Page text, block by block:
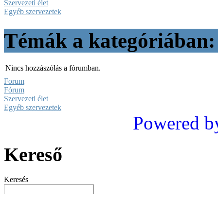
Szervezeti élet
Egyéb szervezetek
Témák a kategóriában:
Nincs hozzászólás a fórumban.
Forum
Fórum
Szervezeti élet
Egyéb szervezetek
Powered
Kereső
Keresés